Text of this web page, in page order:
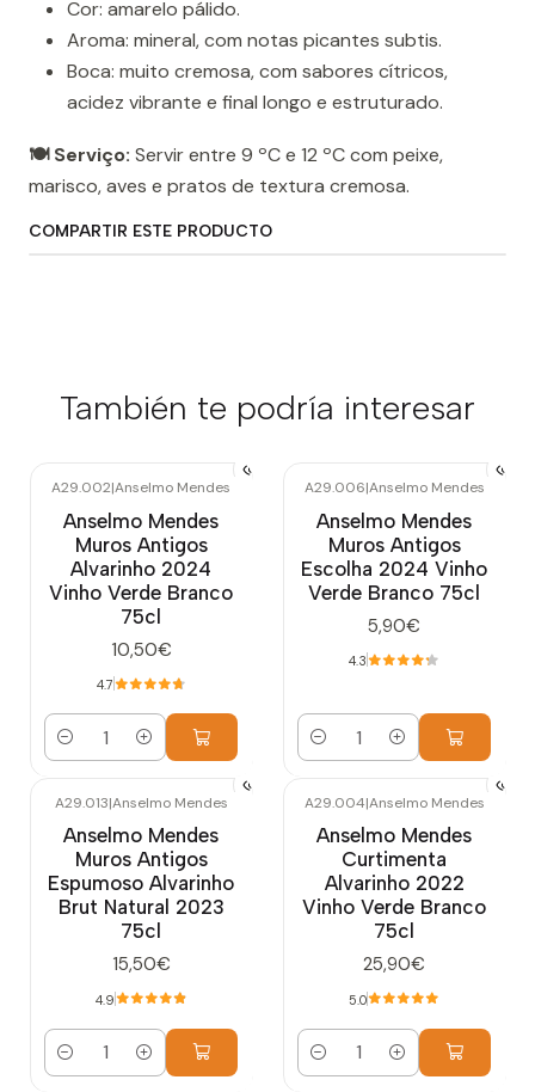
Cor: amarelo pálido.
Aroma: mineral, com notas picantes subtis.
Boca: muito cremosa, com sabores cítricos,
acidez vibrante e final longo e estruturado.
🍽️ Serviço: Servir entre 9 ºC e 12 ºC com peixe,
marisco, aves e pratos de textura cremosa.
COMPARTIR ESTE PRODUCTO
También te podría interesar
A29.002|Anselmo Mendes
Anselmo Mendes
Muros Antigos
Alvarinho 2024
Vinho Verde Branco
75cl
10,50€
4.7
Cantidad
A29.006|Anselmo Mendes
Anselmo Mendes
Muros Antigos
Escolha 2024 Vinho
Verde Branco 75cl
5,90€
4.3
Cantidad
A29.013|Anselmo Mendes
Anselmo Mendes
Muros Antigos
Espumoso Alvarinho
Brut Natural 2023
75cl
15,50€
4.9
Cantidad
A29.004|Anselmo Mendes
Anselmo Mendes
Curtimenta
Alvarinho 2022
Vinho Verde Branco
75cl
25,90€
5.0
Cantidad